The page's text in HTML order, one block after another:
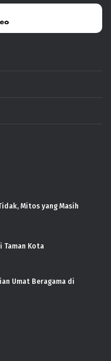
Mitos yang Masih
Taman Kota
Umat Beragama di